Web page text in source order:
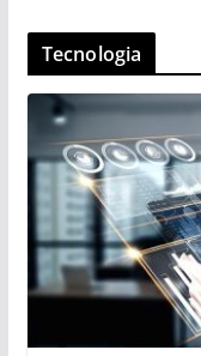
Tecnologia